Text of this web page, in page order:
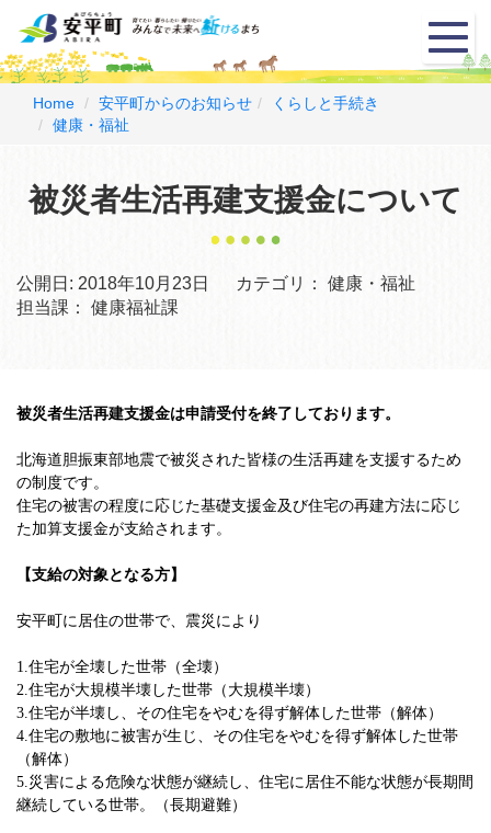
メ
ニ
ュ
Home 安平町からのお知らせ
くらしと手続き
健康・福祉
被災者生活再建支援金について
公開日: 2018年10月23日 カテゴリ：
健康・福祉
担当課：
健康福祉課
被災者生活再建支援金は申請受付を終了しております。
北海道胆振東部地震で被災された皆様の生活再建を支援するため
の制度です。
住宅の被害の程度に応じた基礎支援金及び住宅の再建方法に応じ
た加算支援金が支給されます。
【支給の対象となる方】
安平町に居住の世帯で、震災により
1.住宅が全壊した世帯（全壊）
2.住宅が大規模半壊した世帯（大規模半壊）
3.住宅が半壊し、 その住宅をやむを得ず解体した世帯（解体）
4.住宅の敷地に被害が生じ、その住宅をやむを得ず解体した世帯
（解体）
5.災害による危険な状態が継続し、住宅に居住不能な状態が長期間
継続している世帯。
（長期避難）